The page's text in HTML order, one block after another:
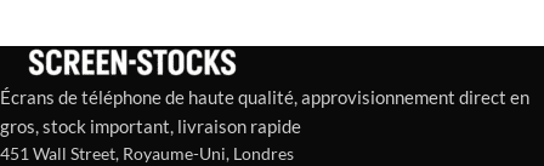
couleurs sRGB 95%+ pour
des réparations supérieures.
Ensemble LCD et digitizer en
Écrans de téléphone de haute qualité, approvisionnement direct en
gros, stock important, livraison rapide
451 Wall Street, Royaume-Uni, Londres